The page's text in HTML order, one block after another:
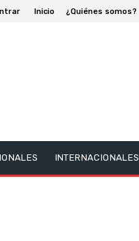
Inicio ¿Quiénes somos?
INTERNACIONALES